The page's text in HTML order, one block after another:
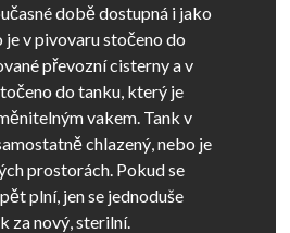
době dostupná i jako
v pivovaru stočeno do
převozní cisterny a v
do tanku, který je
vakem. Tank v
chlazený, nebo je
prostorách. Pokud se
plní, jen se jednoduše
za nový, sterilní.